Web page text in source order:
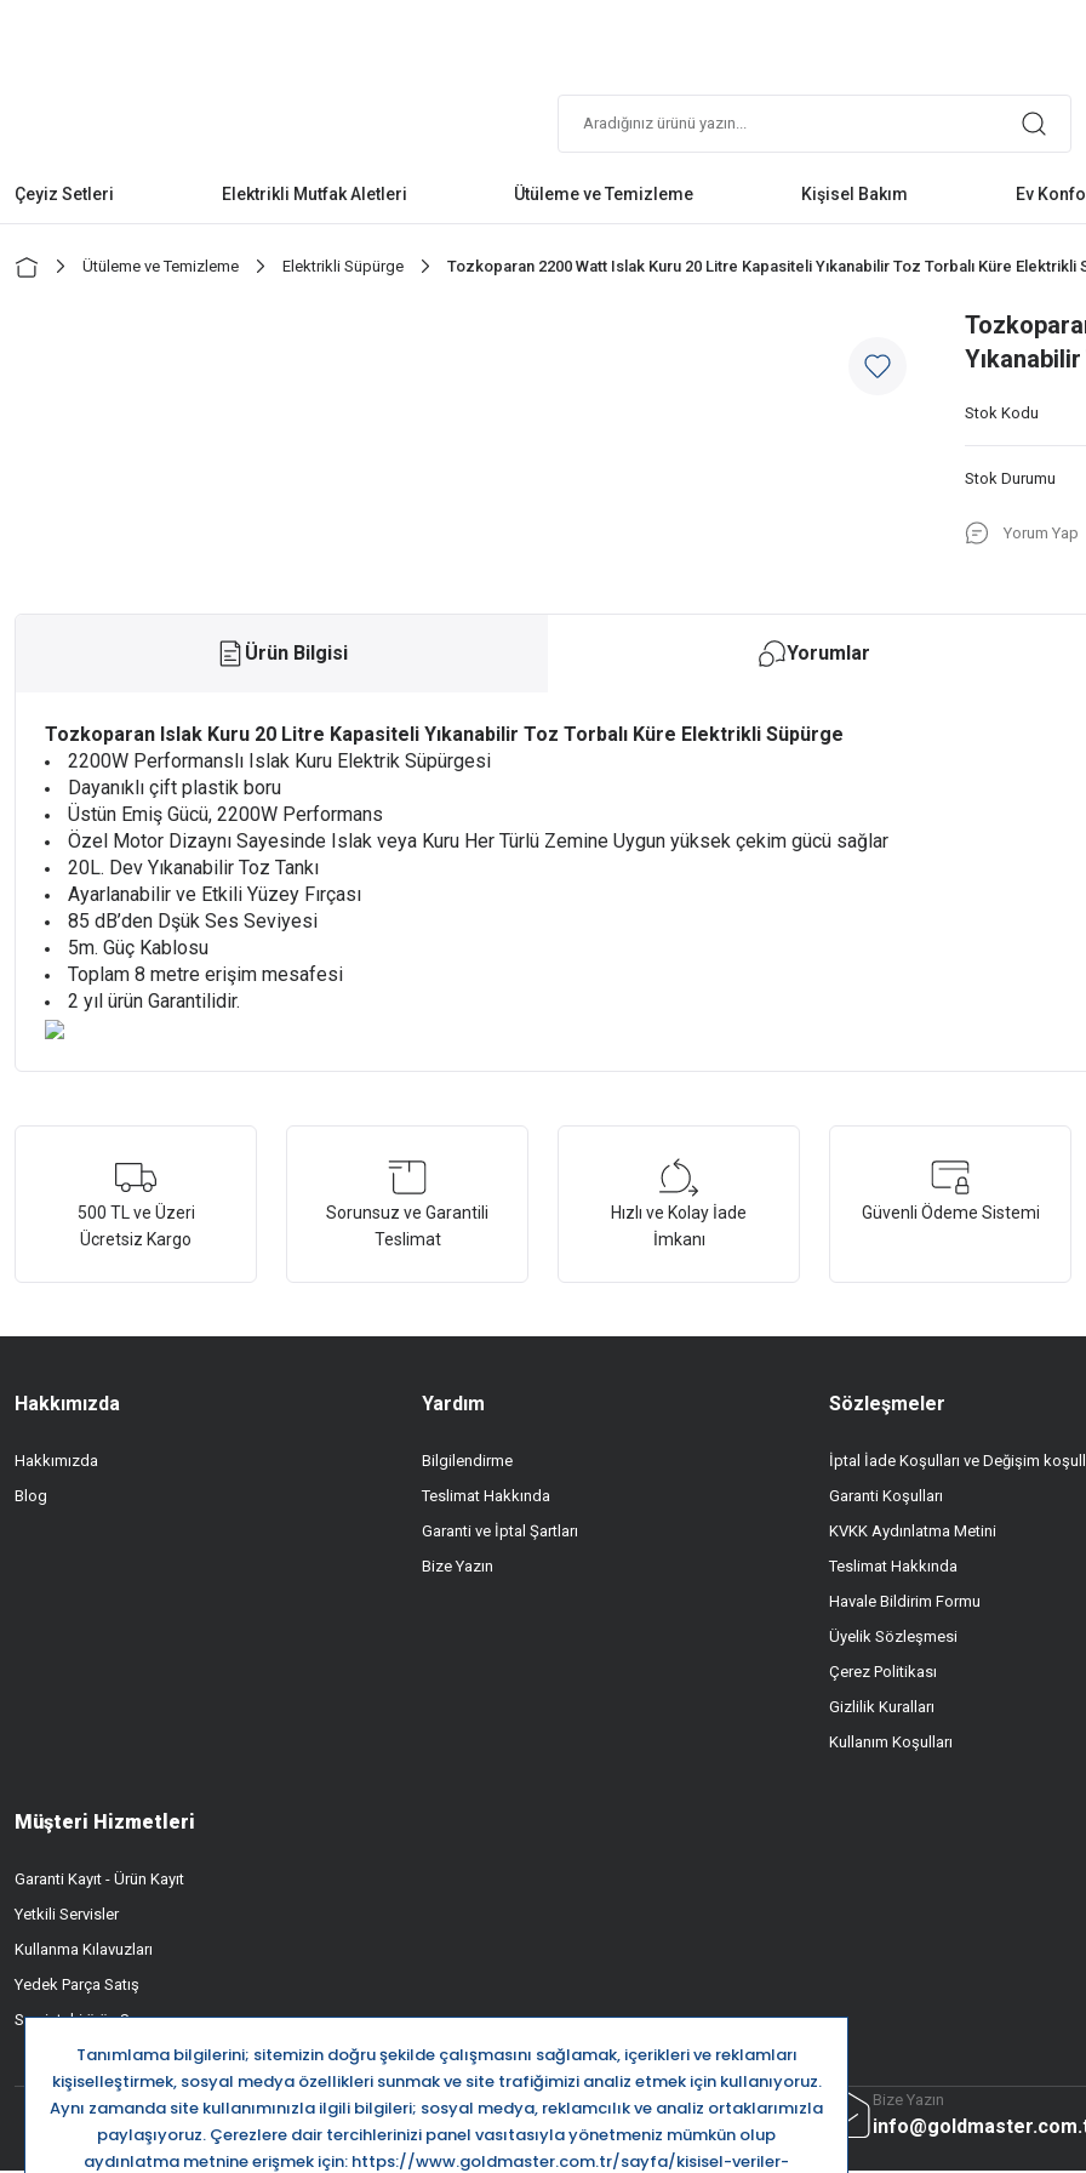
Çeyiz Setleri Elektrikli Mutfak Aletleri Ütüleme ve Temizleme Kişisel Bakım Ev
Ütüleme ve Temizleme Elektrikli Süpürge Tozkoparan 2200 Watt Islak Kuru 20 Litre Kapasiteli Yıkanabilir Toz Torbalı Küre Elektrikli
Stok Kodu
Stok Durumu
Yorum Yap
Ürün Bilgisi Yorumlar
Tozkoparan Islak Kuru 20 Litre Kapasiteli Yıkanabilir Toz Torbalı Küre Elektrikli Süpürge
2200W Performanslı Islak Kuru Elektrik Süpürgesi
Dayanıklı çift plastik boru
Üstün Emiş Gücü, 2200W Performans
Özel Motor Dizaynı Sayesinde Islak veya Kuru Her Türlü Zemine Uygun yüksek çekim gücü sağlar
20L. Dev Yıkanabilir Toz Tankı
Ayarlanabilir ve Etkili Yüzey Fırçası
85 dB’den Dşük Ses Seviyesi
5m. Güç Kablosu
Toplam 8 metre erişim mesafesi
2 yıl ürün Garantilidir.
Ürün resmi kalitesiz, bozuk veya görüntülenemiyor.
Ürün açıklamasında eksik bilgiler bulunuyor.
Ürün bilgilerinde hatalar bulunuyor.
Gönder
500 TL ve Üzeri
Ücretsiz Kargo
Sorunsuz ve Garantili
Teslimat
Hızlı ve Kolay İade
İmkanı
Güvenli Ödeme Sistemi
Hakkımızda
Hakkımızda
Blog
Yardım
Bilgilendirme
Teslimat Hakkında
Garanti ve İptal Şartları
Bize Yazın
Sözleşmeler
İptal İade Koşulları ve Değişim
Garanti Koşulları
KVKK Aydınlatma Metini
Teslimat Hakkında
Havale Bildirim Formu
Üyelik Sözleşmesi
Çerez Politikası
Gizlilik Kuralları
Kullanım Koşulları
Müşteri Hizmetleri
Garanti Kayıt - Ürün Kayıt
Yetkili Servisler
Kullanma Kılavuzları
Yedek Parça Satış
Servisteki ürün Sorgusu
Destek Hattı
0850 532 5666
Bize Yazın